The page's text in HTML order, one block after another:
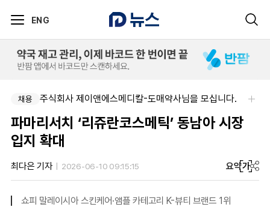
ENG
채용 주식회사 제이앤에스메디칼-도매약사님을 모십니다.
파마리서치 ‘리쥬란코스메틱’ 동남아 시장
입지 확대
최다은 기자 2026-06-10 09:15:15 요약가
쇼피 말레이시아 스킨케어·앰플 카테고리 K-뷰티 브랜드 1위